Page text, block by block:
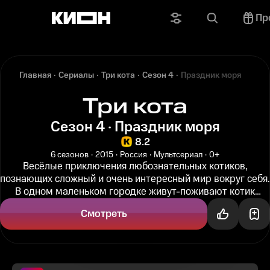
Главная Сериалы Три кота Сезон 4 Праздник моря
Три кота
Сезон 4 · Праздник моря
8.2
6 сезонов 2015 Россия Мультсериал 0+
Весёлые приключения любознательных котиков,
познающих сложный и очень интересный мир вокруг себя.
В одном маленьком городке живут-поживают котик
Коржик, его брат Компот и...
Смотреть